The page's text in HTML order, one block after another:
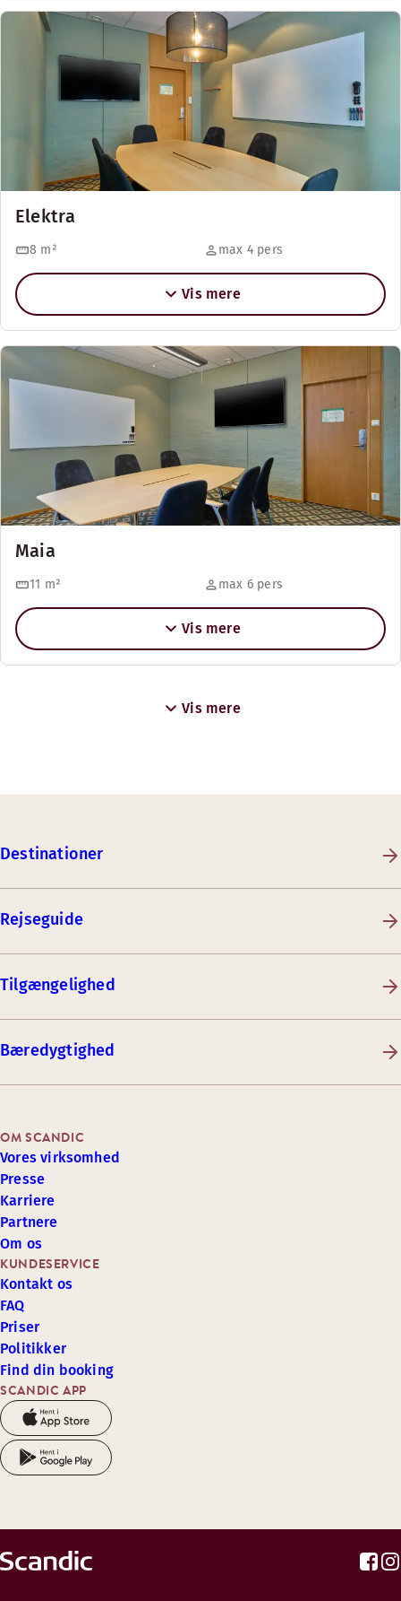
Elektra
8 m² max 4 pers
Vis mere
Maia
11 m² max 6 pers
Vis mere
Vis mere
Destinationer
Rejseguide
Tilgængelighed
Bæredygtighed
SCANDIC APP
KUNDESERVICE
Kontakt os
FAQ
Priser
Politikker
Find din booking
OM SCANDIC
Vores virksomhed
Presse
Karriere
Partnere
Om os